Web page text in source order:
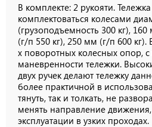
В комплекте: 2 рукояти.
комплектоваться колесами
(грузоподъемность 300 кг),
(г/п 550 кг), 250 мм (г/п 600
х поворотных колесных опор,
маневренности тележки.
двух ручек делают тележку
более практичной в
тянуть, так и толкать, не
менять направление
эксплуатации в узких проходах.